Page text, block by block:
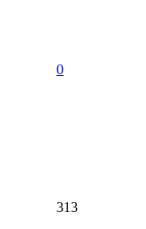
0
313